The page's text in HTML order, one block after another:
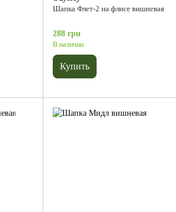
Шапка Флет-2 на флисе вишневая
288 грн
В наличии
Купить